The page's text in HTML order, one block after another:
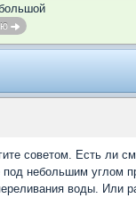
советом. Есть ли
под небольшим углом
воды. Или